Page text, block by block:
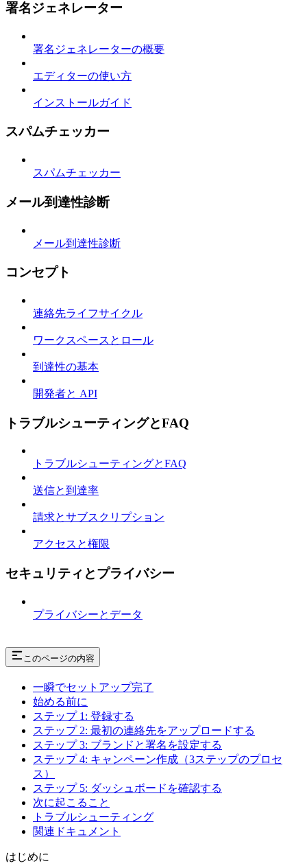
署名ジェネレーター
署名ジェネレーターの概要
エディターの使い方
インストールガイド
スパムチェッカー
スパムチェッカー
メール到達性診断
メール到達性診断
コンセプト
連絡先ライフサイクル
ワークスペースとロール
到達性の基本
開発者と API
トラブルシューティングとFAQ
トラブルシューティングとFAQ
送信と到達率
請求とサブスクリプション
アクセスと権限
セキュリティとプライバシー
プライバシーとデータ
このページの内容
一瞬でセットアップ完了
始める前に
ステップ 1: 登録する
ステップ 2: 最初の連絡先をアップロードする
ステップ 3: ブランドと署名を設定する
ステップ 4: キャンペーン作成（3ステップのプロセ
ス）
ステップ 5: ダッシュボードを確認する
次に起こること
トラブルシューティング
関連ドキュメント
はじめに